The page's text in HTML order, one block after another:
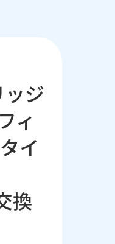
ジ
ィ
イ
換